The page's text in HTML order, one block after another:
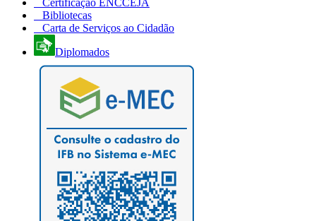
Certificação ENCCEJA
Bibliotecas
Carta de Serviços ao Cidadão
Diplomados